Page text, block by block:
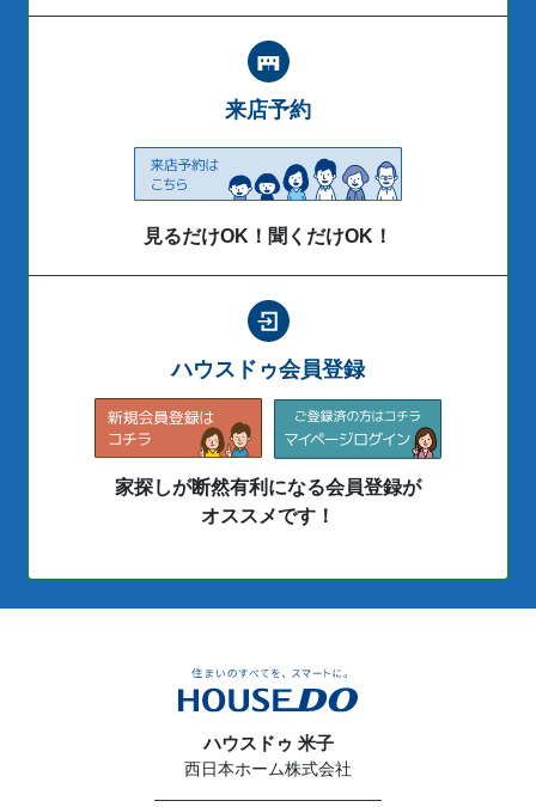
来店予約
見るだけOK！聞くだけOK！
ハウスドゥ会員登録
家探しが断然有利になる会員登録が
オススメです！
ハウスドゥ 米子
西日本ホーム株式会社